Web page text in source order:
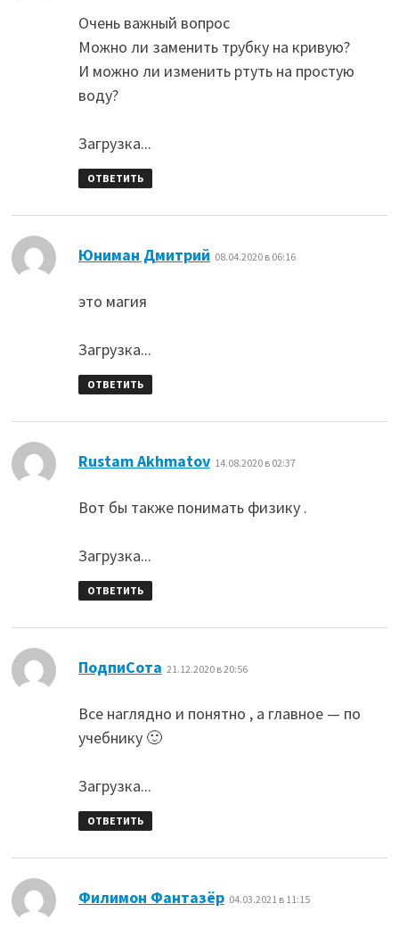
Очень важный вопрос
Можно ли заменить трубку на кривую?
И можно ли изменить ртуть на простую
воду?
Загрузка...
ОТВЕТИТЬ
Юниман Дмитрий 08.04.2020 в 06:16
это магия
Загрузка...
ОТВЕТИТЬ
Rustam Akhmatov: 14.08.2020 в 02:37
Вот бы также понимать физику .
Загрузка...
ОТВЕТИТЬ
ПодпиСота 21.12.2020 в 20:56
Все наглядно и понятно , а главное — по
учебнику 🙂
Загрузка...
ОТВЕТИТЬ
Филимон Фантазёр: 04.03.2021 в 11:15